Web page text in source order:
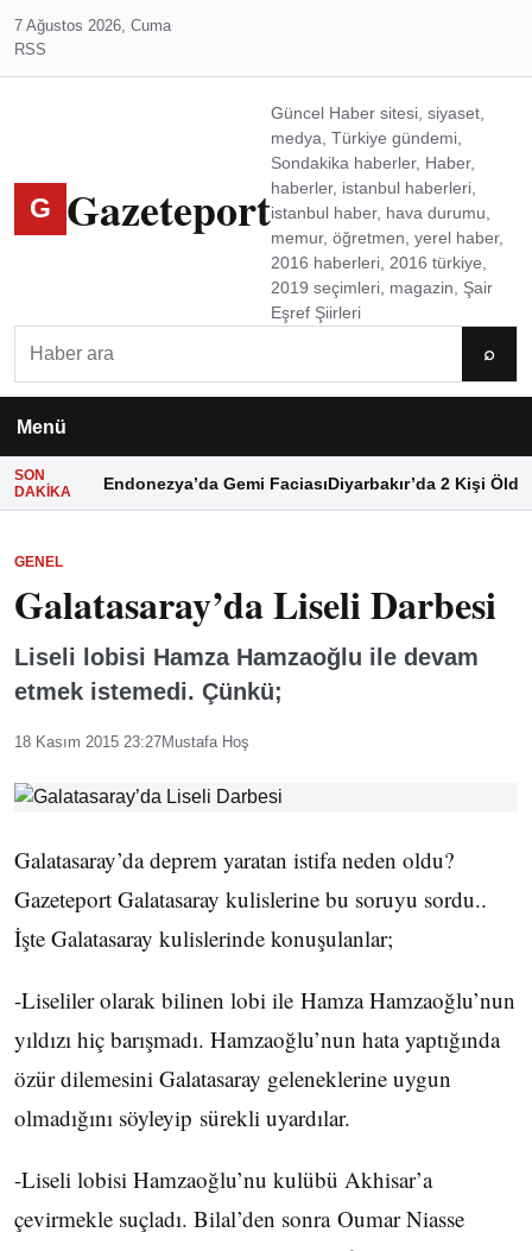
7 Ağustos 2026, Cuma
RSS
G Gazeteport
Güncel Haber sitesi, siyaset,
medya, Türkiye gündemi,
Sondakika haberler, Haber,
haberler, istanbul haberleri,
istanbul haber, hava durumu,
memur, öğretmen, yerel haber,
2016 haberleri, 2016 türkiye,
2019 seçimleri, magazin, Şair
Eşref Şiirleri
⌕
Menü
SON
DAKIKA
Endonezya’da Gemi FaciasıDiyarbakır’da 2 Kişi Öldü
GENEL
Galatasaray’da Liseli Darbesi
Liseli lobisi Hamza Hamzaoğlu ile devam
etmek istemedi. Çünkü;
18 Kasım 2015 23:27Mustafa Hoş
Galatasaray’da deprem yaratan istifa neden oldu?
Gazeteport Galatasaray kulislerine bu soruyu sordu..
İşte Galatasaray kulislerinde konuşulanlar;
-Liseliler olarak bilinen lobi ile Hamza Hamzaoğlu’nun
yıldızı hiç barışmadı. Hamzaoğlu’nun hata yaptığında
özür dilemesini Galatasaray geleneklerine uygun
olmadığını söyleyip sürekli uyardılar.
-Liseli lobisi Hamzaoğlu’nu kulübü Akhisar’a
çevirmekle suçladı. Bilal’den sonra Oumar Niasse